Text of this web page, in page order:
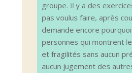
groupe. Il y a des
pas voulus faire, après
demande encore
personnes qui montrent
et fragilités sans aucun
aucun jugement des